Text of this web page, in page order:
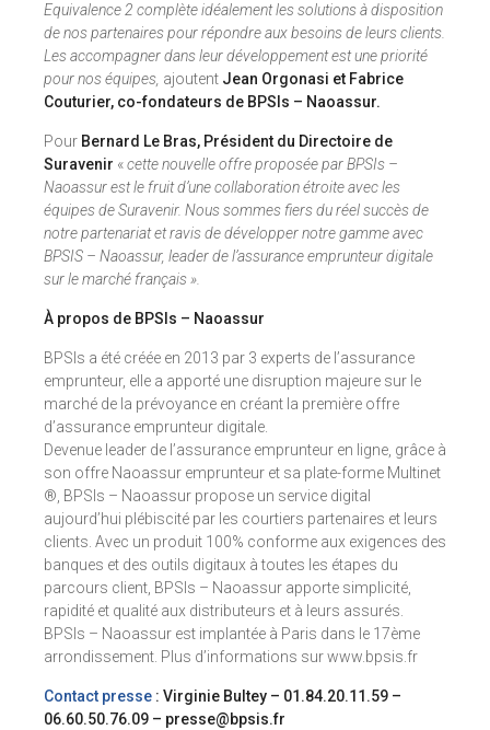
Equivalence 2 complète idéalement les solutions à disposition
de nos partenaires pour répondre aux besoins de leurs clients.
Les accompagner dans leur développement est une priorité
pour nos équipes, ajoutent Jean Orgonasi et Fabrice
Couturier, co-fondateurs de BPSIs – Naoassur.
Pour Bernard Le Bras, Président du Directoire de
Suravenir «cette nouvelle offre proposée par BPSIs –
Naoassur est le fruit d’une collaboration étroite avec les
équipes de Suravenir. Nous sommes fiers du réel succès de
notre partenariat et ravis de développer notre gamme avec
BPSIS – Naoassur, leader de l’assurance emprunteur digitale
sur le marché français ».
À propos de BPSIs – Naoassur
BPSIs a été créée en 2013 par 3 experts de l’assurance
emprunteur, elle a apporté une disruption majeure sur le
marché de la prévoyance en créant la première offre
d’assurance emprunteur digitale.
Devenue leader de l’assurance emprunteur en ligne, grâce à
son offre Naoassur emprunteur et sa plate-forme Multinet
®, BPSIs – Naoassur propose un service digital
aujourd’hui plébiscité par les courtiers partenaires et leurs
clients. Avec un produit 100% conforme aux exigences des
banques et des outils digitaux à toutes les étapes du
parcours client, BPSIs – Naoassur apporte simplicité,
rapidité et qualité aux distributeurs et à leurs assurés.
BPSIs – Naoassur est implantée à Paris dans le 17ème
arrondissement. Plus d’informations sur www.bpsis.fr
Contact presse : Virginie Bultey – 01.84.20.11.59 –
06.60.50.76.09 – presse@bpsis.fr